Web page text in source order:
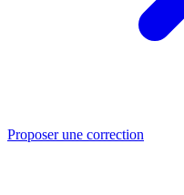
Proposer une correction